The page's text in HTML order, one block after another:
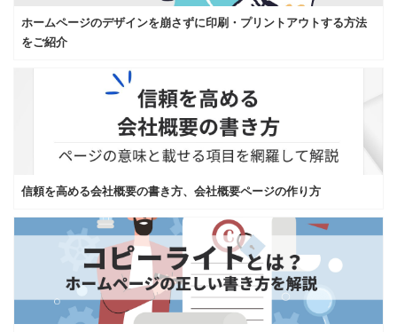
ホームページのデザインを崩さずに印刷・プリントアウトする方法
をご紹介
信頼を高める会社概要の書き方、会社概要ページの作り方